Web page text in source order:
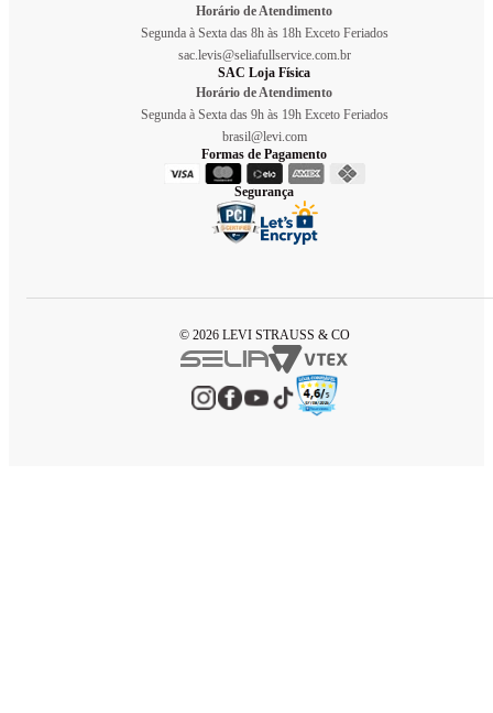
Horário de Atendimento
Segunda à Sexta das 8h às 18h Exceto Feriados
sac.levis@seliafullservice.com.br
SAC Loja Física
Horário de Atendimento
Segunda à Sexta das 9h às 19h Exceto Feriados
brasil@levi.com
Formas de Pagamento
Segurança
© 2026 LEVI STRAUSS & CO